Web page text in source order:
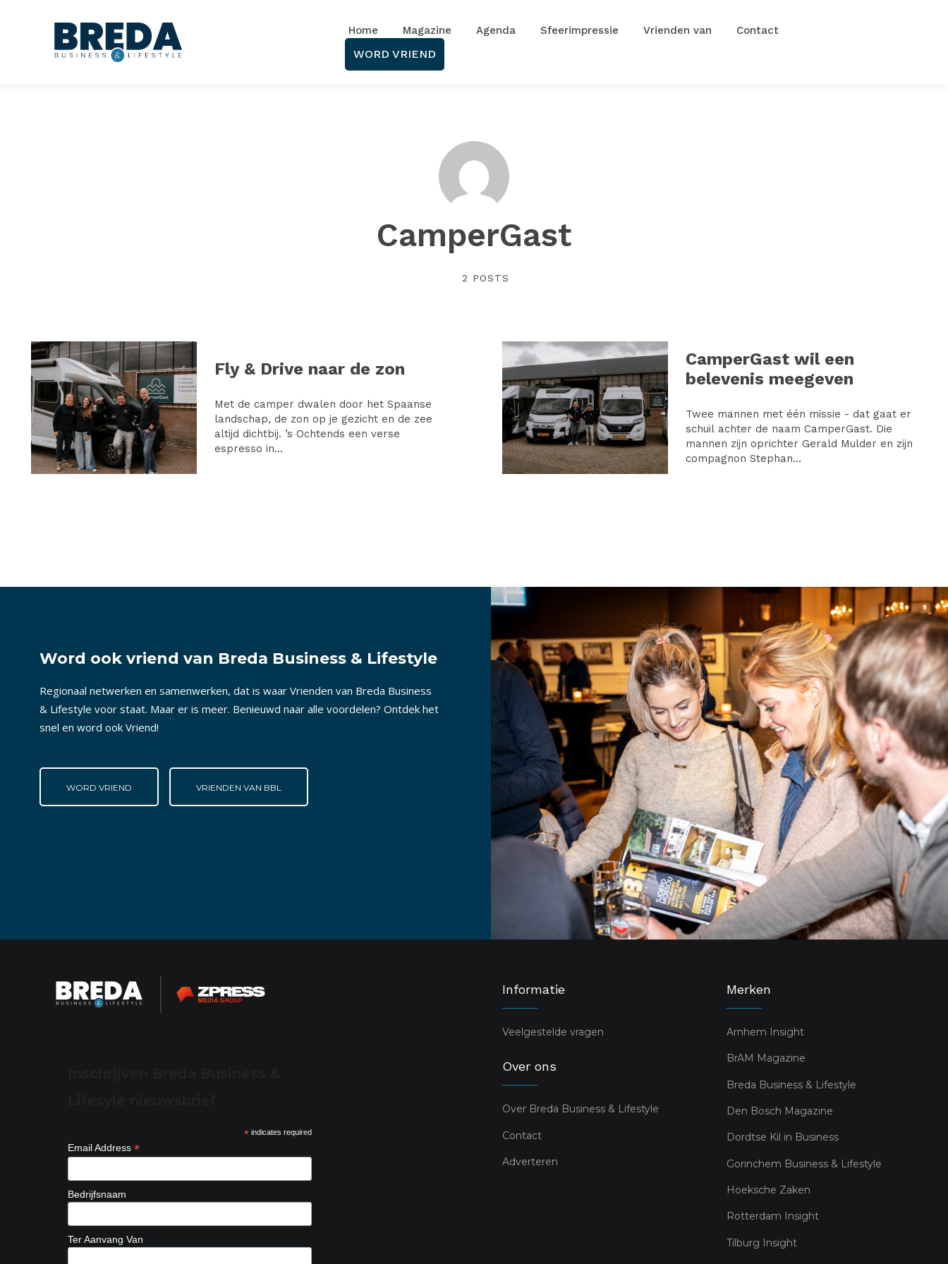
Home Magazine Agenda Sfeerimpressie Vrienden van Contact
WORD VRIEND
CamperGast
2 POSTS
Fly & Drive naar de zon
Met de camper dwalen door het Spaanse
landschap, de zon op je gezicht en de zee
altijd dichtbij. ’s Ochtends een verse
espresso in...
CamperGast wil een
belevenis meegeven
Twee mannen met één missie - dat gaat er
schuil achter de naam CamperGast. Die
mannen zijn oprichter Gerald Mulder en zijn
compagnon Stephan...
Word ook vriend van Breda Business & Lifestyle
Regionaal netwerken en samenwerken, dat is waar Vrienden van Breda Business
& Lifestyle voor staat. Maar er is meer. Benieuwd naar alle voordelen? Ontdek het
snel en word ook Vriend!
WORD VRIEND VRIENDEN VAN BBL
*indicates required
Email Address *
Bedrijfsnaam
Ter Aanvang Van
Informatie
Veelgestelde vragen
Over ons
Over Breda Business & Lifestyle
Contact
Adverteren
Merken
Arnhem Insight
BrAM Magazine
Breda Business & Lifestyle
Den Bosch Magazine
Dordtse Kil in Business
Gorinchem Business & Lifestyle
Hoeksche Zaken
Rotterdam Insight
Tilburg Insight